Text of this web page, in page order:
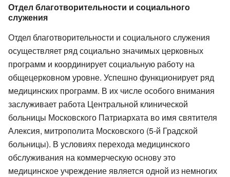
Отдел благотворительности и социального
служения
Отдел благотворительности и социального служения
осуществляет ряд социально значимых церковных
программ и координирует социальную работу на
общецерковном уровне. Успешно функционирует ряд
медицинских программ. В их числе особого внимания
заслуживает работа Центральной клинической
больницы Московского Патриархата во имя святителя
Алексия, митрополита Московского (5-й Градской
больницы). В условиях перехода медицинского
обслуживания на коммерческую основу это
медицинское учреждение является одной из немногих